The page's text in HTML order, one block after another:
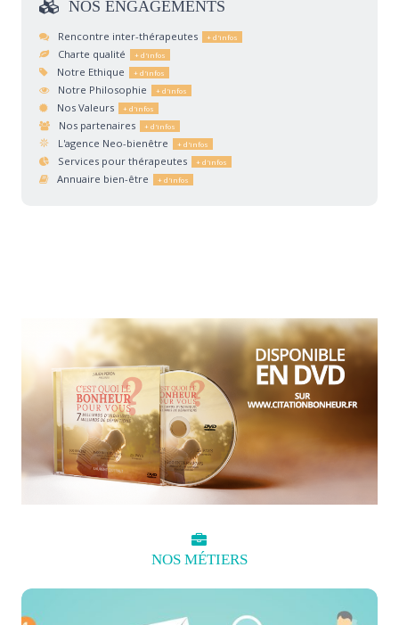
NOS ENGAGEMENTS
Rencontre inter-thérapeutes
Charte qualité
Notre Ethique
Notre Philosophie
Nos Valeurs
Nos partenaires
L'agence Neo-bienêtre
Services pour thérapeutes
Annuaire bien-être
NOS MÉTIERS